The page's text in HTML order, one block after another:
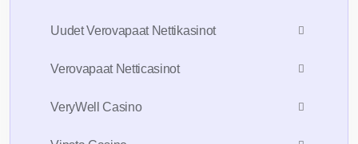
Uudet Verovapaat Nettikasinot
Verovapaat Netticasinot
VeryWell Casino